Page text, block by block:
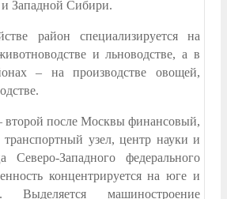
Западной Сибири.
район специализируется на
и льноводстве, а в
– на производстве овощей,
второй после Москвы финансовый,
узел, центр науки и
Северо-Западного федерального
концентрируется на юге и
Выделяется машиностроение